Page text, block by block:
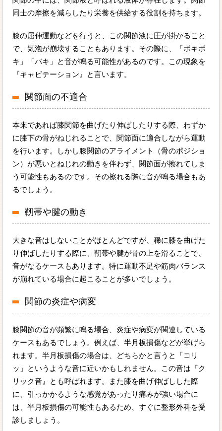
同士の摩擦を減らしたり栄養を供給する役割を持ちます。
膝の屈伸運動などを行うと、この関節液に圧が掛かること
で、気泡が崩壊することもあります。その際に、「ポキポ
キ」「バキ」と音が鳴る可能性があるのです。この現象を
『キャビテーション』と言います。
関節面の不適合
本来であれば膝関節を曲げたり伸ばしたりする際、わずか
に膝下の骨がねじれることで、関節面に適合しながら運動
を行います。しかし膝関節のアライメント（骨のポジショ
ン）が悪いとねじれの動きを伴わず、関節面が擦れてしま
う可能性もあるのです。その擦れる際に音が鳴る場合もあ
るでしょう。
靭帯や腱の動き
大きな音はしないことがほとんどですが、稀に膝を曲げた
り伸ばしたりする際に、靭帯や腱が骨の上を滑ることで、
音がなるケースもあります。特に運動不足や筋肉バランス
が崩れている場合に起こることが多いでしょう。
関節の炎症や病変
膝関節の音が頻繁に鳴る場合、炎症や病変が関連している
ケースもあるでしょう。例えば、半月板損傷などが挙げら
れます。半月板損傷の場合は、どちらかと言うと「コリ
ッ」というような音に近いかもしれません。この音は『ク
リック音』とも呼ばれます。また膝を曲げ伸ばしした際
に、引っかかるような感覚があったり痛みが強い場合に
は、半月板損傷の可能性もあるため、すぐに整形外科を受
診しましょう。